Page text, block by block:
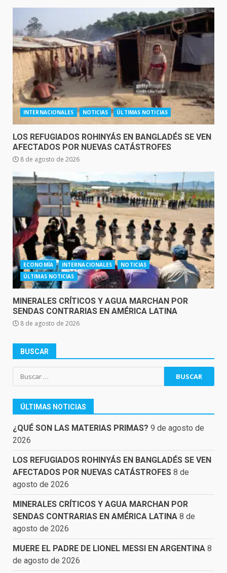
INTERNACIONALES NOTICIAS ÚLTIMAS NOTICIAS
LOS REFUGIADOS ROHINYÁS EN BANGLADÉS SE VEN
AFECTADOS POR NUEVAS CATÁSTROFES
8 de agosto de 2026
ECONOMÍA INTERNACIONALES
NOTICIAS
ÚLTIMAS NOTICIAS
MINERALES CRÍTICOS Y AGUA MARCHAN POR
SENDAS CONTRARIAS EN AMÉRICA LATINA
8 de agosto de 2026
BUSCAR
Buscar:
ÚLTIMAS NOTICIAS
¿QUÉ SON LAS MATERIAS PRIMAS? 9 de agosto de
2026
LOS REFUGIADOS ROHINYÁS EN BANGLADÉS SE VEN
AFECTADOS POR NUEVAS CATÁSTROFES 8 de
agosto de 2026
MINERALES CRÍTICOS Y AGUA MARCHAN POR
SENDAS CONTRARIAS EN AMÉRICA LATINA 8 de
agosto de 2026
MUERE EL PADRE DE LIONEL MESSI EN ARGENTINA 8
de agosto de 2026